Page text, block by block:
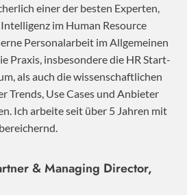
einer der besten Experten,
im Human Resource
Personalarbeit im Allgemeinen
Praxis, insbesondere die HR Start-
als auch die wissenschaftlichen
Trends, Use Cases und Anbieter
Ich arbeite seit über 5 Jahren mit
& Managing Director,